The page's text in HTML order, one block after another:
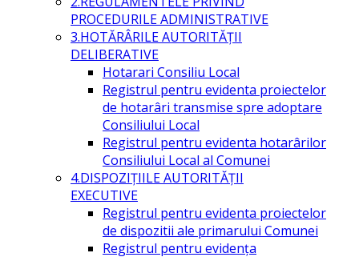
PROCEDURILE ADMINISTRATIVE
3.HOTĂRÂRILE AUTORITĂŢII
DELIBERATIVE
Hotarari Consiliu Local
Registrul pentru evidenta proiectelor
de hotarâri transmise spre adoptare
Consiliului Local
Registrul pentru evidenta hotarârilor
Consiliului Local al Comunei
4.DISPOZIŢIILE AUTORITĂŢII
EXECUTIVE
Registrul pentru evidenta proiectelor
de dispozitii ale primarului Comunei
Registrul pentru evidența